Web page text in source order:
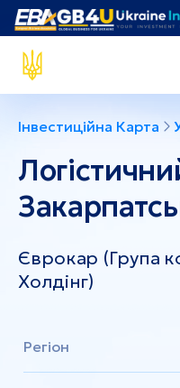
Інвестиційна Карта
Єврокар (Група
Холдінг)
Регіон